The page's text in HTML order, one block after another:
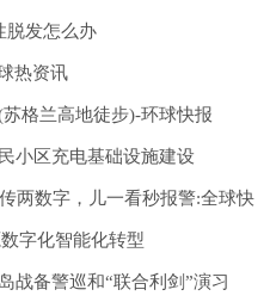
脱发怎么办
热资讯
格兰高地徒步)-环球快报
小区充电基础设施建设
两数字，儿一看秒报警:全球快
字化智能化转型
战备警巡和“联合利剑”演习